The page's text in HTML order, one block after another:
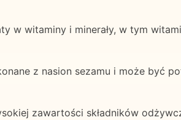
w witaminy i minerały, w tym
z nasion sezamu i może być
zawartości składników